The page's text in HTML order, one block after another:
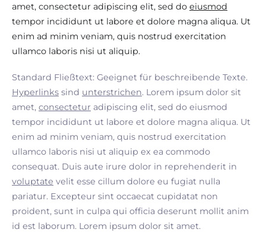
amet, consectetur adipiscing elit, sed do eiusmod
tempor incididunt ut labore et dolore magna aliqua. Ut
enim ad minim veniam, quis nostrud exercitation
ullamco laboris nisi ut aliquip.
Standard Fließtext: Geeignet für beschreibende Texte.
Hyperlinks sind unterstrichen. Lorem ipsum dolor sit
amet, consectetur adipiscing elit, sed do eiusmod
tempor incididunt ut labore et dolore magna aliqua. Ut
enim ad minim veniam, quis nostrud exercitation
ullamco laboris nisi ut aliquip ex ea commodo
consequat. Duis aute irure dolor in reprehenderit in
voluptate velit esse cillum dolore eu fugiat nulla
pariatur. Excepteur sint occaecat cupidatat non
proident, sunt in culpa qui officia deserunt mollit anim
id est laborum. Lorem ipsum dolor sit amet.